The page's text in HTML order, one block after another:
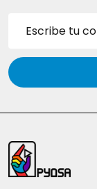
correo
electrónico
Inicio
del